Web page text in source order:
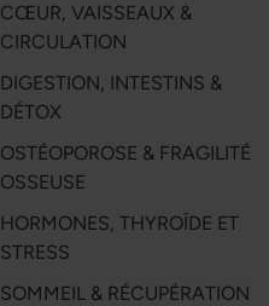
CŒUR, VAISSEAUX &
CIRCULATION
DIGESTION, INTESTINS &
DÉTOX
OSTÉOPOROSE & FRAGILITÉ
OSSEUSE
HORMONES, THYROÏDE ET
STRESS
SOMMEIL & RÉCUPÉRATION